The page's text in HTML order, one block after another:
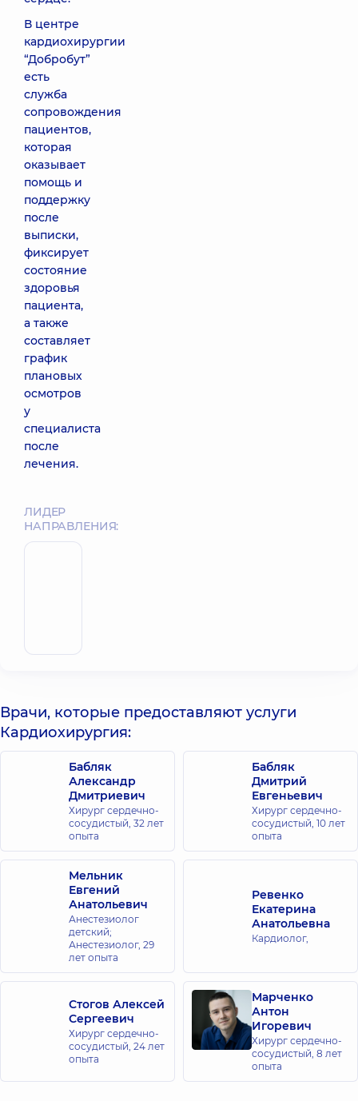
В центре
кардиохирургии
“Добробут”
есть
служба
сопровождения
пациентов,
которая
оказывает
помощь и
поддержку
после
выписки,
фиксирует
состояние
здоровья
пациента,
а также
составляет
график
плановых
осмотров
у
специалиста
после
лечения.
ЛИДЕР
НАПРАВЛЕНИЯ:
Врачи, которые предоставляют услуги
Кардиохирургия:
Бабляк
Александр
Дмитриевич
Хирург сердечно-
сосудистый, 32 лет
опыта
Бабляк
Дмитрий
Евгеньевич
Хирург сердечно-
сосудистый, 10 лет
опыта
Мельник
Евгений
Анатольевич
Анестезиолог
детский;
Анестезиолог, 29
лет опыта
Ревенко
Екатерина
Анатольевна
Кардиолог,
Стогов Алексей
Сергеевич
Хирург сердечно-
сосудистый, 24 лет
опыта
Марченко
Антон
Игоревич
Хирург сердечно-
сосудистый, 8 лет
опыта